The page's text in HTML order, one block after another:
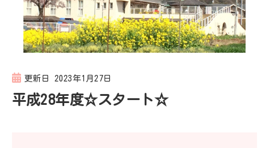
更新日 2023年1月27日
平成28年度☆スタート☆